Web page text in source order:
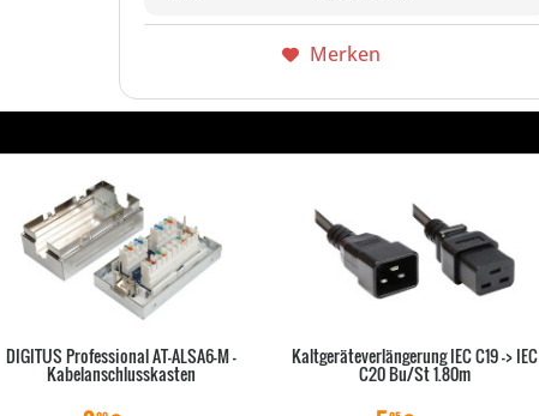
Merken
DIGITUS Professional AT-ALSA6-M -
Kabelanschlusskasten
Kaltgeräteverlängerung IEC C19 -> IEC
C20 Bu/St 1.80m